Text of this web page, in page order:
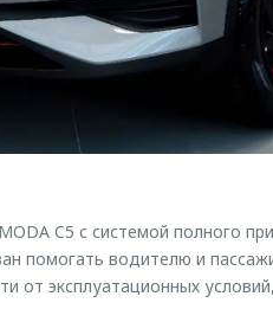
C5 с системой полного
помогать водителю и
от эксплуатационных